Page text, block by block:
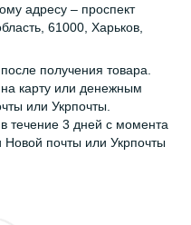
адресу – проспект
61000, Харьков,
получения товара.
на карту или денежным
или Укрпочты.
течение 3 дней с момента
почты или Укрпочты